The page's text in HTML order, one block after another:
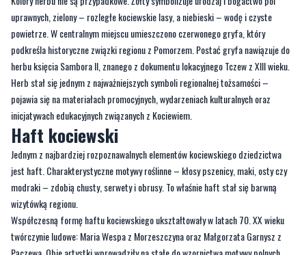
uprawnych, zielony – rozległe kociewskie lasy, a niebieski – wodę i czyste
powietrze. W centralnym miejscu umieszczono czerwonego gryfa, który
podkreśla historyczne związki regionu z Pomorzem. Postać gryfa nawiązuje do
herbu księcia Sambora II, znanego z dokumentu lokacyjnego Tczew z XIII wieku.
Herb stał się jednym z najważniejszych symboli regionalnej tożsamości –
pojawia się na materiałach promocyjnych, wydarzeniach kulturalnych oraz
inicjatywach edukacyjnych związanych z Kociewiem.
Haft kociewski
Jednym z najbardziej rozpoznawalnych elementów kociewskiego dziedzictwa
jest haft. Charakterystyczne motywy roślinne – kłosy pszenicy, maki, osty czy
modraki – zdobią chusty, serwety i obrusy. To właśnie haft stał się barwną
wizytówką regionu.
Współczesną formę haftu kociewskiego ukształtowały w latach 70. XX wieku
twórczynie ludowe: Maria Wespa z Morzeszczyna oraz Małgorzata Garnysz z